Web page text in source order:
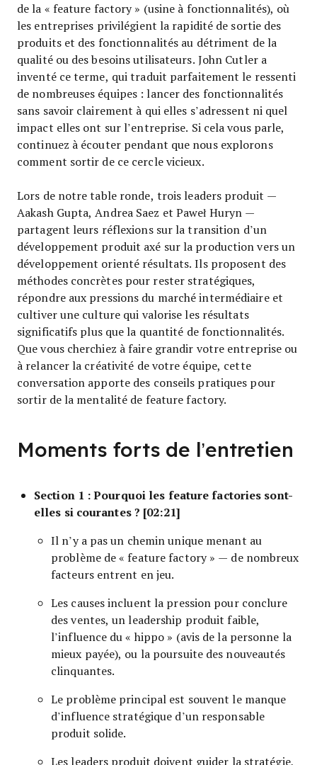
de la « feature factory » (usine à fonctionnalités), où
les entreprises privilégient la rapidité de sortie des
produits et des fonctionnalités au détriment de la
qualité ou des besoins utilisateurs. John Cutler a
inventé ce terme, qui traduit parfaitement le ressenti
de nombreuses équipes : lancer des fonctionnalités
sans savoir clairement à qui elles s’adressent ni quel
impact elles ont sur l’entreprise. Si cela vous parle,
continuez à écouter pendant que nous explorons
comment sortir de ce cercle vicieux.
Lors de notre table ronde, trois leaders produit —
Aakash Gupta, Andrea Saez et Paweł Huryn —
partagent leurs réflexions sur la transition d’un
développement produit axé sur la production vers un
développement orienté résultats. Ils proposent des
méthodes concrètes pour rester stratégiques,
répondre aux pressions du marché intermédiaire et
cultiver une culture qui valorise les résultats
significatifs plus que la quantité de fonctionnalités.
Que vous cherchiez à faire grandir votre entreprise ou
à relancer la créativité de votre équipe, cette
conversation apporte des conseils pratiques pour
sortir de la mentalité de feature factory.
Moments forts de l’entretien
Section 1 : Pourquoi les feature factories sont-
elles si courantes ? [02:21]
Il n’y a pas un chemin unique menant au
problème de « feature factory » — de nombreux
facteurs entrent en jeu.
Les causes incluent la pression pour conclure
des ventes, un leadership produit faible,
l’influence du « hippo » (avis de la personne la
mieux payée), ou la poursuite des nouveautés
clinquantes.
Le problème principal est souvent le manque
d’influence stratégique d’un responsable
produit solide.
Les leaders produit doivent guider la stratégie,